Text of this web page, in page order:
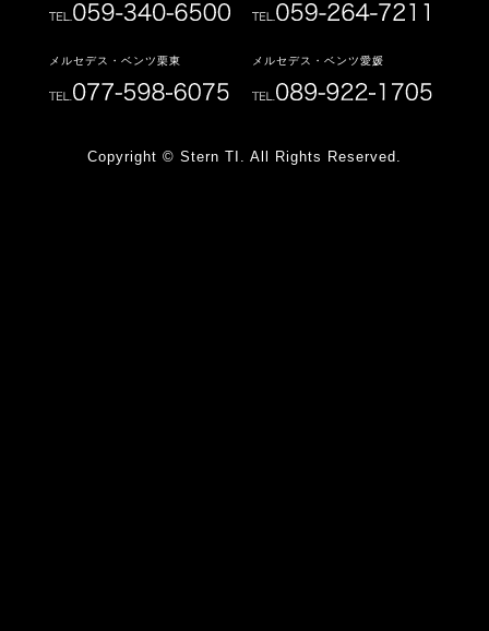
メルセデス・ベンツ栗東 メルセデス・ベンツ愛媛
Copyright © Stern TI. All Rights Reserved.